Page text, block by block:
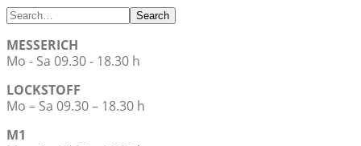
Search
MESSERICH
Mo - Sa 09.30 - 18.30 h
LOCKSTOFF
Mo – Sa 09.30 – 18.30 h
M1